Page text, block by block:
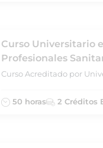
Curso Universitario
Profesionales
Curso Acreditado por
50 horas 2 Créditos